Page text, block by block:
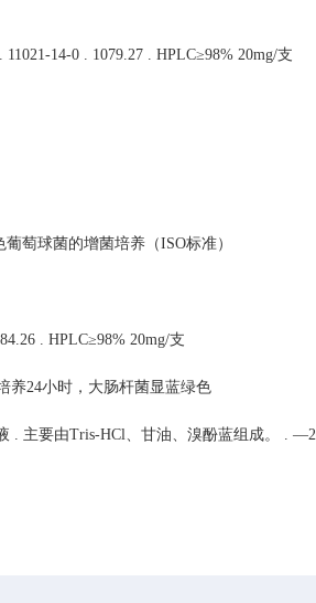
. 11021-14-0 . 1079.27 . HPLC≥98% 20mg/支
葡萄球菌的增菌培养（ISO标准）
. HPLC≥98% 20mg/支
养24小时，大肠杆菌显蓝绿色
. 主要由Tris-HCl、甘油、溴酚蓝组成。 .